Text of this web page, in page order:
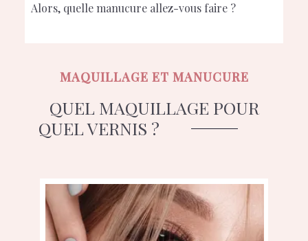
Alors, quelle manucure allez-vous faire ?
MAQUILLAGE ET MANUCURE
QUEL MAQUILLAGE POUR
QUEL VERNIS ?